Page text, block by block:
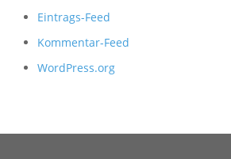
Eintrags-Feed
Kommentar-Feed
WordPress.org